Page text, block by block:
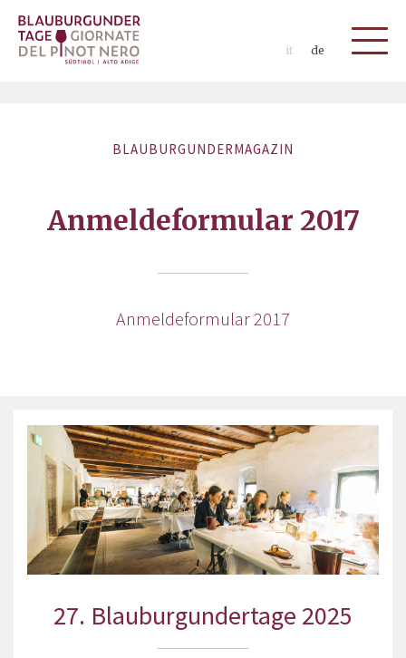
it de
BLAUBURGUNDERMAGAZIN
Anmeldeformular 2017
Anmeldeformular 2017
27. Blauburgundertage 2025